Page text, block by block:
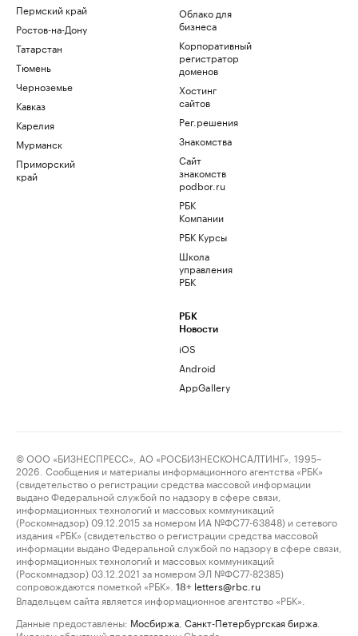
Пермский край
Ростов-на-Дону
Татарстан
Тюмень
Черноземье
Кавказ
Карелия
Мурманск
Приморский
край
Облако для
бизнеса
Корпоративный
регистратор
доменов
Хостинг
сайтов
Рег.решения
Знакомства
Сайт
знакомств
podbor.ru
РБК
Компании
РБК Курсы
Школа
управления
РБК
РБК
Новости
iOS
Android
AppGallery
© ООО «БИЗНЕСПРЕСС», АО «РОСБИЗНЕСКОНСАЛТИНГ», 1995–
2026. Сообщения и материалы информационного агентства «РБК»
(свидетельство о регистрации средства массовой информации
выдано Федеральной службой по надзору в сфере связи,
информационных технологий и массовых коммуникаций
(Роскомнадзор) 09.12.2015 за номером ИА №ФС77-63848) и сетевого
издания «РБК» (свидетельство о регистрации средства массовой
информации выдано Федеральной службой по надзору в сфере связи,
информационных технологий и массовых коммуникаций
(Роскомнадзор) 03.12.2021 за номером ЭЛ №ФС77-82385)
сопровождаются пометкой «РБК».
18+ letters@rbc.ru
Владельцем сайта является информационное агентство «РБК».
Данные предоставлены: Мосбиржа Санкт-Петербургская биржа